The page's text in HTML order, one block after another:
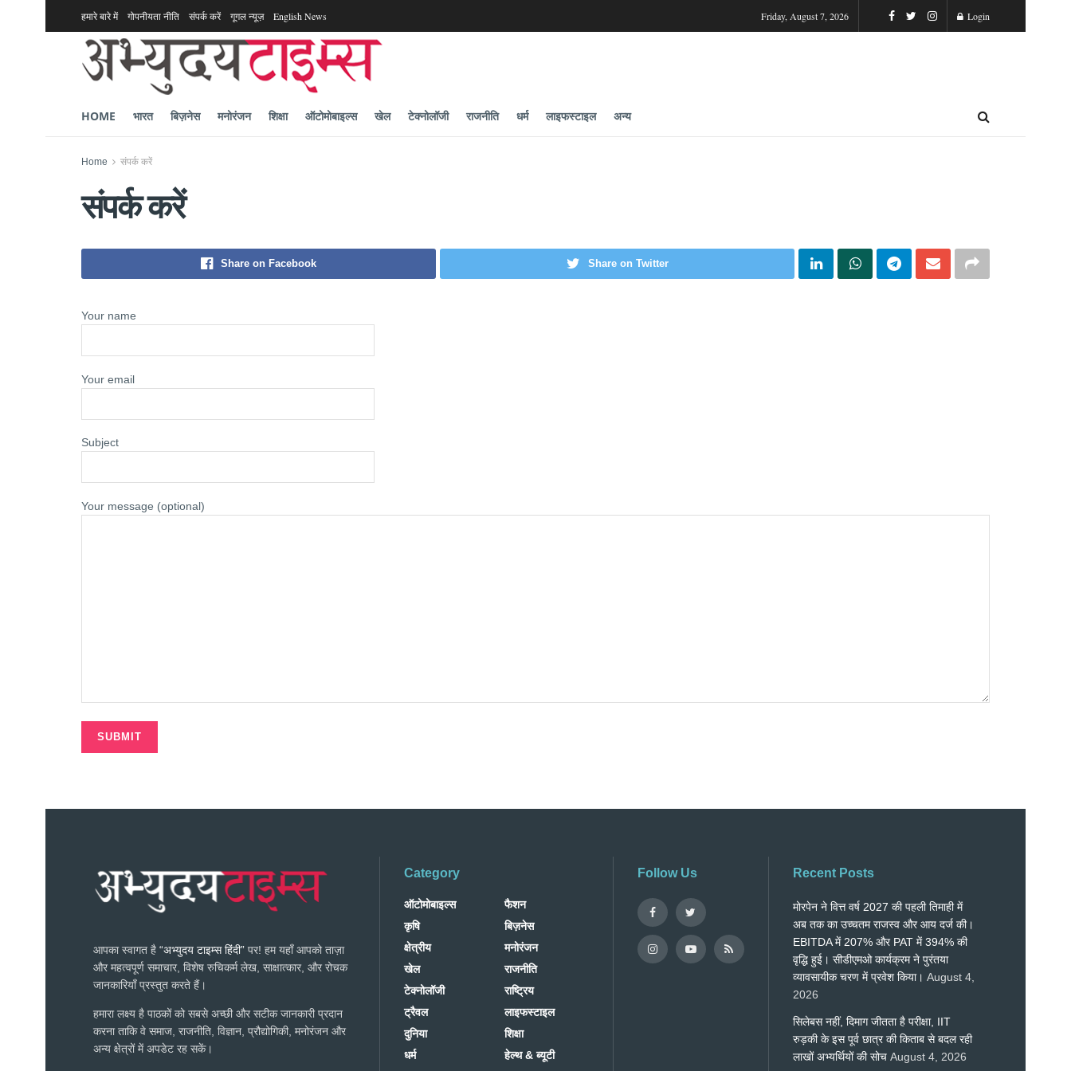
हमारे बारे में गोपनीयता नीति संपर्क करें गूगल न्यूज़ English News Friday, August 7, 2026 Login
HOME भारत बिज़नेस मनोरंजन शिक्षा ऑटोमोबाइल्स खेल टेक्नोलॉजी राजनीति धर्म लाइफस्टाइल अन्य
Home संपर्क करें
संपर्क करें
Share on Facebook Share on Twitter
Your name
Your email
Subject
Your message (optional)
आपका स्वागत है “अभ्युदय टाइम्स हिंदी” पर! हम यहाँ आपको ताज़ा
और महत्वपूर्ण समाचार, विशेष रुचिकर्म लेख, साक्षात्कार, और रोचक
जानकारियाँ प्रस्तुत करते हैं।
हमारा लक्ष्य है पाठकों को सबसे अच्छी और सटीक जानकारी प्रदान
करना ताकि वे समाज, राजनीति, विज्ञान, प्रौद्योगिकी, मनोरंजन और
अन्य क्षेत्रों में अपडेट रह सकें।
Category
ऑटोमोबाइल्स
कृषि
क्षेत्रीय
खेल
टेक्नोलॉजी
ट्रैवल
दुनिया
धर्म
फैशन
बिज़नेस
मनोरंजन
राजनीति
राष्ट्रिय
लाइफस्टाइल
शिक्षा
हेल्थ & ब्यूटी
Follow Us Recent Posts
मोरपेन ने वित्त वर्ष 2027 की पहली तिमाही में
अब तक का उच्चतम राजस्व और आय दर्ज की।
EBITDA में 207% और PAT में 394% की
वृद्धि हुई। सीडीएमओ कार्यक्रम ने पुरंतया
व्यावसायीक चरण में प्रवेश किया। August 4,
2026
सिलेबस नहीं, दिमाग जीतता है परीक्षा, IIT
रुड़की के इस पूर्व छात्र की किताब से बदल रही
लाखों अभ्यर्थियों की सोच August 4, 2026